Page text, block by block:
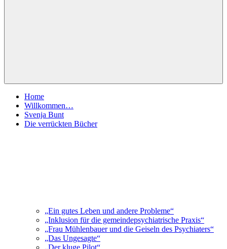
Home
Willkommen…
Svenja Bunt
Die verrückten Bücher
„Ein gutes Leben und andere Probleme“
„Inklusion für die gemeindepsychiatrische Praxis“
„Frau Mühlenbauer und die Geiseln des Psychiaters“
„Das Ungesagte“
„Der kluge Pilot“